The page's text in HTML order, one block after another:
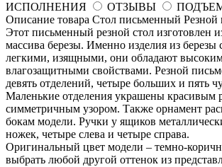
ИСПОЛНЕНИЯ
ОТЗЫВЫ
Описание товара Стол письменный Резной
Этот письменный резной стол изготовлен
массива березы. Именно изделия из березы
легкими, изящными, они обладают
влагозащитными свойствами. Резной
девять отделений, четыре больших и пять
Маленькие отделения украшены красивым
симметричным узором. Также орнамент
бокам модели. Ручки у ящиков
ножек, четыре слева и четыре справа.
Оригинальный цвет модели – темно-
выбрать любой другой оттенок из